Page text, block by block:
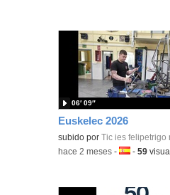
Euskelec 2026
Contenido educativo.
subido por Tic ies felipetrigo
06′ 09″
-hace 2 meses -Idioma:
-59